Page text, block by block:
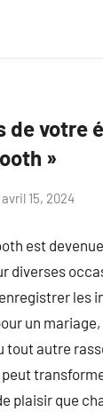
de votre
»
avril 15, 2024
est
diverses
les
un
tout autre
peut
plaisir que